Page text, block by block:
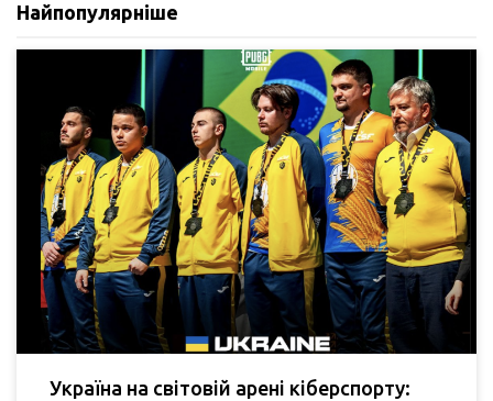
Найпопулярніше
Україна на світовій арені кіберспорту: